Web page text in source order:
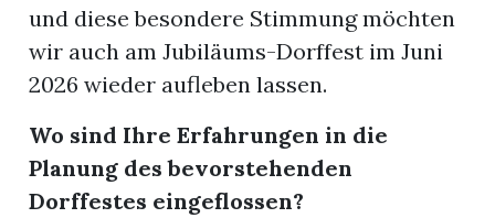
und diese besondere Stimmung möchten
wir auch am Jubiläums-Dorffest im Juni
2026 wieder aufleben lassen.
Wo sind Ihre Erfahrungen in die
Planung des bevorstehenden
Dorffestes eingeflossen?